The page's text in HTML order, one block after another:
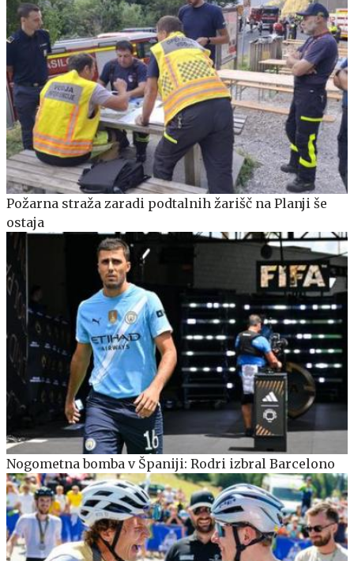
Požarna straža zaradi podtalnih žarišč na Planji še
ostaja
Nogometna bomba v Španiji: Rodri izbral Barcelono